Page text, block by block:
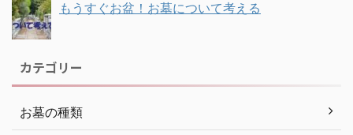
もうすぐお盆！お墓について考える
カテゴリー
お墓の種類